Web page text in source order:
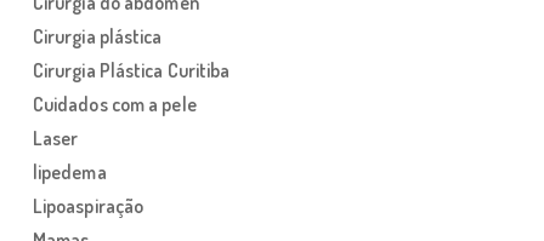
Cirurgia plástica
Cirurgia Plástica Curitiba
Cuidados com a pele
Laser
lipedema
Lipoaspiração